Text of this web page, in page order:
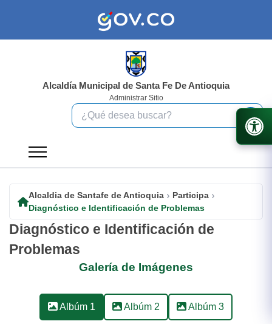
Alcaldía Municipal de Santa Fe De Antioquia
Administrar Sitio
Alcaldia de Santafe de Antioquia
Participa
Diagnóstico e Identificación de Problemas
Diagnóstico e Identificación de
Problemas
Galería de Imágenes
Albúm 1 Albúm 2 Albúm 3